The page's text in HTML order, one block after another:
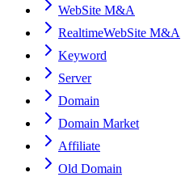
WebSite M&A
RealtimeWebSite M&A
Keyword
Server
Domain
Domain Market
Affiliate
Old Domain